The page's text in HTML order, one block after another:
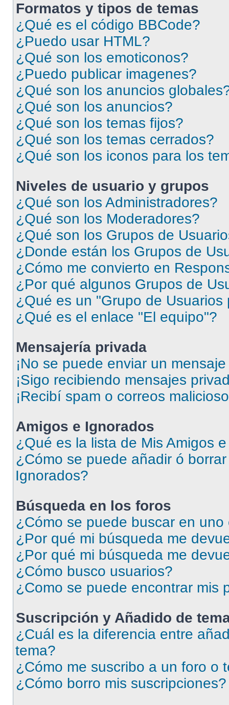
Formatos y tipos de temas
¿Qué es el código BBCode?
¿Puedo usar HTML?
¿Qué son los emoticonos?
¿Puedo publicar imagenes?
¿Qué son los anuncios
¿Qué son los anuncios?
¿Qué son los temas fijos?
¿Qué son los temas cerrados?
¿Qué son los iconos para los
Niveles de usuario y grupos
¿Qué son los Administradores?
¿Qué son los Moderadores?
¿Qué son los Grupos de
¿Donde están los Grupos de
¿Cómo me convierto en
¿Por qué algunos Grupos de
¿Qué es un "Grupo de Usuarios
¿Qué es el enlace "El equipo"?
Mensajería privada
¡No se puede enviar un
¡Sigo recibiendo mensajes
¡Recibí spam o correos
Amigos e Ignorados
¿Qué es la lista de Mis Amigos
¿Cómo se puede añadir ó
Ignorados?
Búsqueda en los foros
¿Cómo se puede buscar en uno
¿Por qué mi búsqueda me
¿Por qué mi búsqueda me
¿Cómo busco usuarios?
¿Como se puede encontrar mis
Suscripción y Añadido de
¿Cuál es la diferencia entre
tema?
¿Cómo me suscribo a un foro o
¿Cómo borro mis suscripciones?